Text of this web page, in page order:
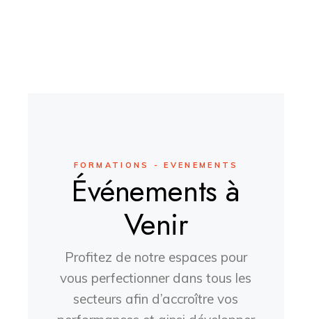
FORMATIONS - EVENEMENTS
Événements à
Venir
Profitez de notre espaces pour
vous perfectionner dans tous les
secteurs afin d’accroître vos